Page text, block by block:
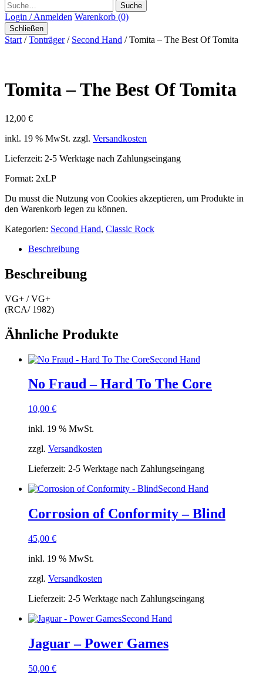
Suche
Login / Anmelden Warenkorb (0)
Schließen
Start /Tonträger/ Second Hand / Tomita – The Best Of Tomita
Tomita – The Best Of Tomita
12,00 €
inkl. 19 % MwSt. zzgl. Versandkosten
Lieferzeit: 2-5 Werktage nach Zahlungseingang
Format: 2xLP
Du musst die Nutzung von Cookies akzeptieren, um Produkte in
den Warenkorb legen zu können.
Kategorien: Second Hand, Classic Rock
Beschreibung
Beschreibung
VG+ / VG+
(RCA/ 1982)
Ähnliche Produkte
Second Hand
No Fraud – Hard To The Core
10,00 €
inkl. 19 % MwSt.
zzgl. Versandkosten
Lieferzeit: 2-5 Werktage nach Zahlungseingang
Second Hand
Corrosion of Conformity – Blind
45,00 €
inkl. 19 % MwSt.
zzgl. Versandkosten
Lieferzeit: 2-5 Werktage nach Zahlungseingang
Second Hand
Jaguar – Power Games
50,00 €